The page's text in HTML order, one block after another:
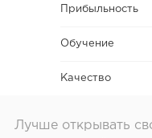
Прибыльность
Обучение
Качество
Лучше открывать